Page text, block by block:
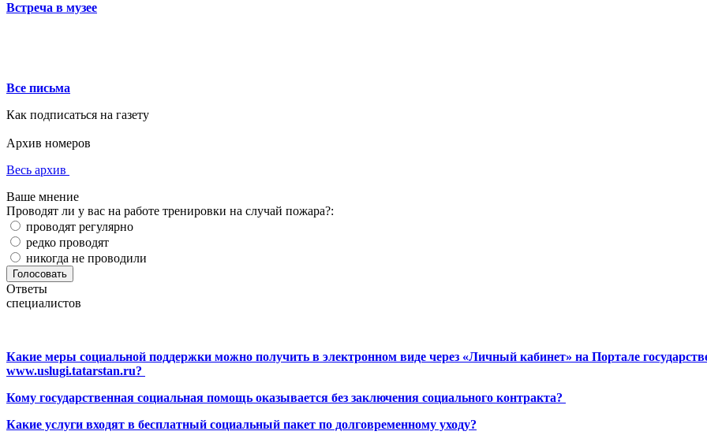
Встреча в музее
Все письма
Как подписаться на газету
Архив номеров
Весь архив
Ваше мнение
Проводят ли у вас на работе тренировки на случай пожара?:
проводят регулярно
редко проводят
никогда не проводили
Ответы
специалистов
Какие меры социальной поддержки можно получить в электронном виде через «Личный кабинет» на Портале
www.uslugi.tatarstan.ru?
Кому государственная социальная помощь оказывается без заключения социального контракта?
Какие услуги входят в бесплатный социальный пакет по долговременному уходу?